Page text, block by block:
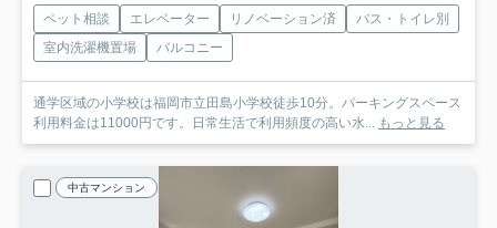
ペット相談 エレベーター リノベーション済
バス・トイレ別
室内洗濯機置場
バルコニー
通学区域の小学校は福岡市立田島小学校徒歩10分。パーキングスペース
利用料金は11000円です。日常生活で利用頻度の高い水...
もっと見る
中古マンション